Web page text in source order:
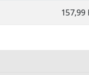
157,99